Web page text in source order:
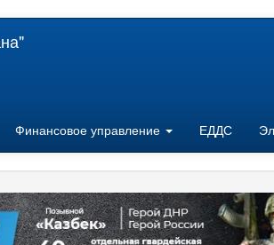
Финансовое управление ЕДДС